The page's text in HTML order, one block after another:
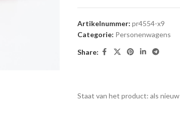
Artikelnummer: pr4554-x9
Categorie: Personenwagens
Share:
Staat van het product: als nieuw